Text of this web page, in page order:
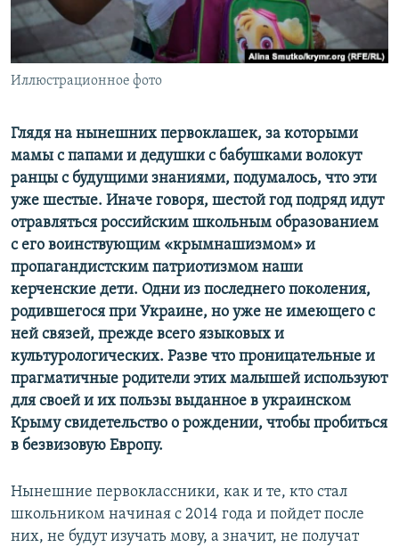
ПОБЕДИТЕЛЕЙ НЕ СУДЯТ?
КРЫМ.НЕПОКОРЕННЫЙ
ELIFBE
ПРИСОЕДИНЯЙТЕСЬ!
Все сайты RFE/RL
Иллюстрационное фото
Глядя на нынешних первоклашек, за которыми
мамы с папами и дедушки с бабушками волокут
ранцы с будущими знаниями, подумалось, что эти
уже шестые. Иначе говоря, шестой год подряд идут
отравляться российским школьным образованием
с его воинствующим «​крымнашизмом»​ и
пропагандистским патриотизмом наши
керченские дети. Одни из последнего поколения,
родившегося при Украине, но уже не имеющего с
ней связей, прежде всего языковых и
культурологических. Разве что проницательные и
прагматичные родители этих малышей используют
для своей и их пользы выданное в украинском
Крыму свидетельство о рождении, чтобы пробиться
в безвизовую Европу.
Нынешние первоклассники, как и те, кто стал
школьником начиная с 2014 года и пойдет после
них, не будут изучать мову, а значит, не получат